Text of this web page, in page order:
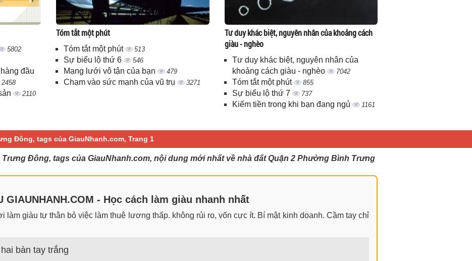
5802
đầu
2458
2110
Tóm tắt một phút
Tóm tắt một phút 513
Sự biểu lộ thứ 6 546
Mạng lưới vô tận của bạn 479
Chạm vào sức mạnh của vũ trụ 3271
Tư duy khác biệt, nguyên nhân của khoảng cách
giàu - nghèo
Tư duy khác biệt, nguyên nhân của
khoảng cách giàu - nghèo
7042
Tóm tắt một phút 855
Sự biểu lộ thứ 7 737
Kiếm tiền trong khi bạn đang ngủ 1161
Đông, tags của GiauNhanh.com, Trang 1
Đông, tags của GiauNhanh.com, nội dung mới nhất về nhà đất Quận 2 Phường Bình Trưng
GIAUNHANH.COM - Học cách làm giàu nhanh nhất
làm giàu tự thân bỏ việc làm thuê lương thấp. không rủi ro, vốn cực ít. Bí mật kinh doanh. Cầm tay chỉ
bàn tay trắng